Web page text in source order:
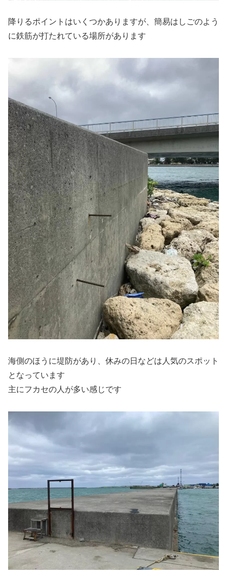
降りるポイントはいくつかありますが、簡易はしごのよう
に鉄筋が打たれている場所があります
海側のほうに堤防があり、休みの日などは人気のスポット
となっています
主にフカセの人が多い感じです